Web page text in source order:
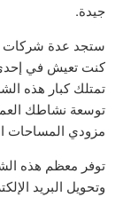
جيدة.
ستجد عدة شركات
كنت تعيش في إحدى
تمتلك كبار هذه
توسعة نشاطك
مزودي المساحات
توفر معظم هذه
وتحويل البريد